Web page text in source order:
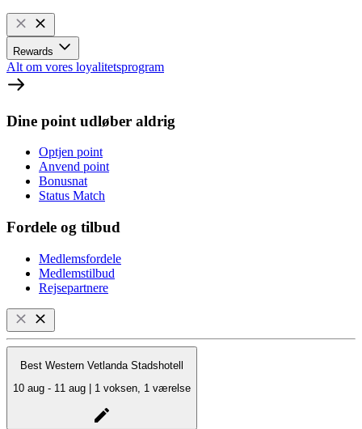
Rewards
Alt om vores loyalitetsprogram
Dine point udløber aldrig
Optjen point
Anvend point
Bonusnat
Status Match
Fordele og tilbud
Medlemsfordele
Medlemstilbud
Rejsepartnere
Best Western Vetlanda Stadshotell
10 aug - 11 aug | 1 voksen, 1 værelse